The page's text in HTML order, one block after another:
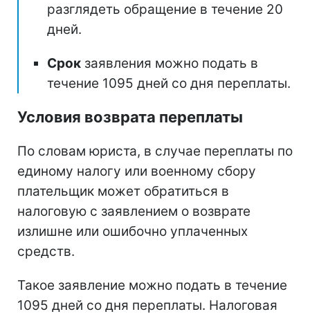
разглядеть обращение в течение 20
дней.
Срок заявления можно подать в
течение 1095 дней со дня переплаты.
Условия возврата переплаты
По словам юриста, в случае переплаты по
единому налогу или военному сбору
плательщик может обратиться в
налоговую с заявлением о возврате
излишне или ошибочно уплаченных
средств.
Такое заявление можно подать в течение
1095 дней со дня переплаты. Налоговая